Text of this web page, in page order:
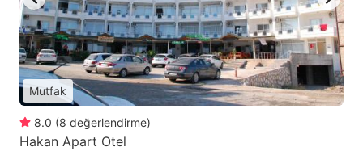
Mutfak
8.0 (8 değerlendirme)
Hakan Apart Otel